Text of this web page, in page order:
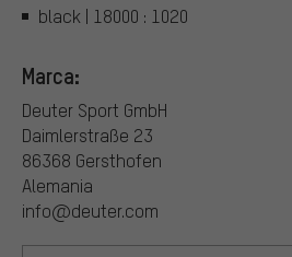
black | 18000 : 1020
Marca:
Deuter Sport GmbH
Daimlerstraße 23
86368 Gersthofen
Alemania
info@deuter.com